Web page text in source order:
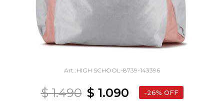
HIGH SCHOOL-8739-143396
$ 1.090
$ 1.490 26